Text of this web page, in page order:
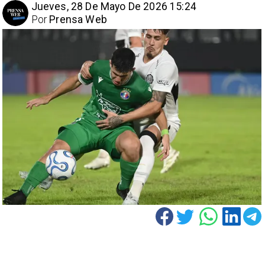
Jueves, 28 De Mayo De 2026 15:24
Prensa Web
Por